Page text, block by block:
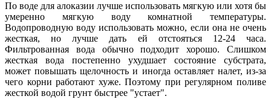
По воде для алоказии лучше использовать мягкую или хотя бы
умеренно мягкую воду комнатной температуры.
Водопроводную воду использовать можно, если она не очень
жесткая, но лучше дать ей отстояться 12-24 часа.
Фильтрованная вода обычно подходит хорошо. Слишком
жесткая вода постепенно ухудшает состояние субстрата,
может повышать щелочность и иногда оставляет налет, из-за
чего корни работают хуже. Поэтому при регулярном поливе
жесткой водой грунт быстрее "устает".